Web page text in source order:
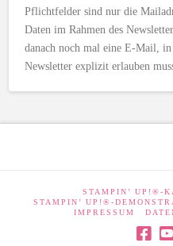
Pflichtfelder sind nur die
Daten im Rahmen des
danach noch mal eine E-Mail,
Newsletter explizit erlauben
STAMPIN’ UP!®-
STAMPIN’ UP!®-
IMPRESSUM